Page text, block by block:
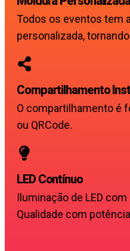
Todos os eventos tem
personalizada,
Compartilhamento
O compartilhamento é
ou QRCode.
LED Contínuo
Iluminação de LED
Qualidade com